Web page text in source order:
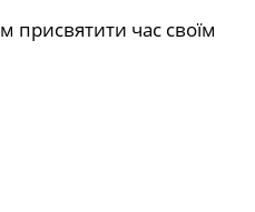
присвятити час своїм